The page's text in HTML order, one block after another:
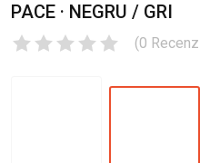
PACE · NEGRU / GRI
(0